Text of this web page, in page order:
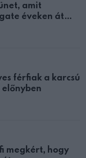
amit
éveken át
férfiak a karcsú
előnyben
megkért, hogy